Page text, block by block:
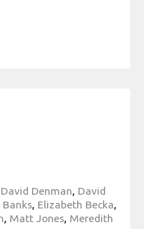
David Denman, David
, Elizabeth Becka,
, Matt Jones, Meredith